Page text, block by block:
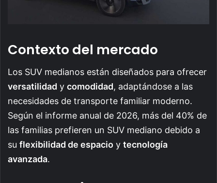
Contexto del mercado
Los SUV medianos están diseñados para ofrecer
versatilidad y comodidad, adaptándose a las
necesidades de transporte familiar moderno.
Según el informe anual de 2026, más del 40% de
las familias prefieren un SUV mediano debido a
su flexibilidad de espacio y tecnología
avanzada.